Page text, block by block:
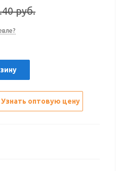
руб.
Узнать оптовую цену